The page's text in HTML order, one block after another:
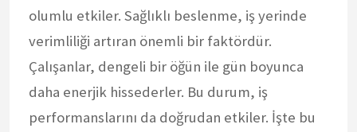
olumlu etkiler. Sağlıklı beslenme, iş yerinde
verimliliği artıran önemli bir faktördür.
Çalışanlar, dengeli bir öğün ile gün boyunca
daha enerjik hissederler. Bu durum, iş
performanslarını da doğrudan etkiler. İşte bu